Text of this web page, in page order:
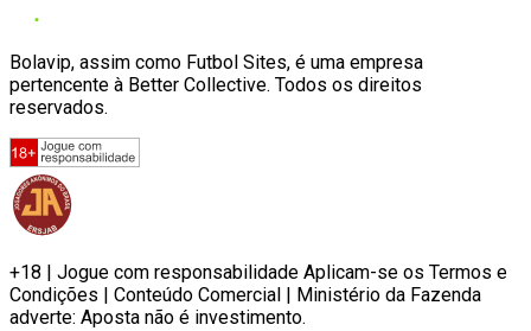
Bolavip, assim como Futbol Sites, é uma empresa
pertencente à Better Collective. Todos os direitos
reservados.
+18 | Jogue com responsabilidade Aplicam-se os Termos e
Condições | Conteúdo Comercial | Ministério da Fazenda
adverte: Aposta não é investimento.